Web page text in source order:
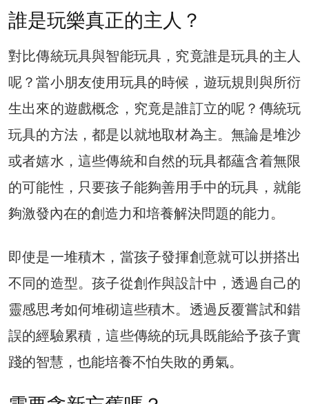
誰是玩樂真正的主人？
對比傳統玩具與智能玩具，究竟誰是玩具的主人
呢？當小朋友使用玩具的時候，遊玩規則與所衍
生出來的遊戲概念，究竟是誰訂立的呢？傳統玩
玩具的方法，都是以就地取材為主。無論是堆沙
或者嬉水，這些傳統和自然的玩具都蘊含着無限
的可能性，只要孩子能夠善用手中的玩具，就能
夠激發內在的創造力和培養解決問題的能力。
即使是一堆積木，當孩子發揮創意就可以拼搭出
不同的造型。孩子從創作與設計中，透過自己的
靈感思考如何堆砌這些積木。透過反覆嘗試和錯
誤的經驗累積，這些傳統的玩具既能給予孩子實
踐的智慧，也能培養不怕失敗的勇氣。